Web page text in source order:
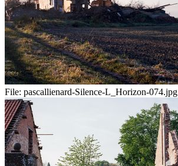
File: pascallienard-Silence-L_Horizon-074.jpg